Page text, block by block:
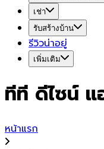
เช่า
รับสร้างบ้าน
รีวิวน่าอยู่
เพิ่มเติม
ทีที ดีไซน์
หน้าแรก